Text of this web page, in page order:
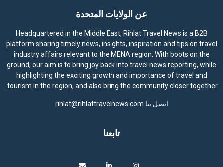
عن الولايات المتحدة
Headquartered in the Middle East, Rihlat Travel News is a B2B
platform sharing timely news, insights, inspiration and tips on travel
industry affairs relevant to the MENA region. With boots on the
ground, our aim is to bring joy back into travel news reporting, while
highlighting the exciting growth and importance of travel and
tourism in the region, and also bring the community closer together.
اتصل بنا rihlat@rihlattravelnews.com
تابعنا